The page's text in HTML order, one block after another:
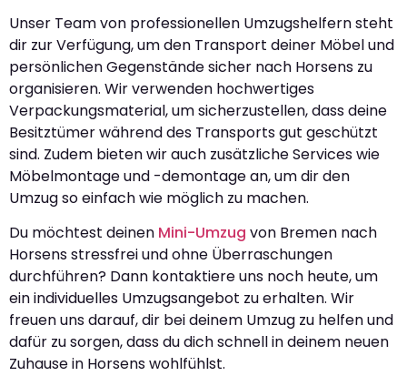
Unser Team von professionellen Umzugshelfern steht
dir zur Verfügung, um den Transport deiner Möbel und
persönlichen Gegenstände sicher nach Horsens zu
organisieren. Wir verwenden hochwertiges
Verpackungsmaterial, um sicherzustellen, dass deine
Besitztümer während des Transports gut geschützt
sind. Zudem bieten wir auch zusätzliche Services wie
Möbelmontage und -demontage an, um dir den
Umzug so einfach wie möglich zu machen.
Du möchtest deinen Mini-Umzug von Bremen nach
Horsens stressfrei und ohne Überraschungen
durchführen? Dann kontaktiere uns noch heute, um
ein individuelles Umzugsangebot zu erhalten. Wir
freuen uns darauf, dir bei deinem Umzug zu helfen und
dafür zu sorgen, dass du dich schnell in deinem neuen
Zuhause in Horsens wohlfühlst.